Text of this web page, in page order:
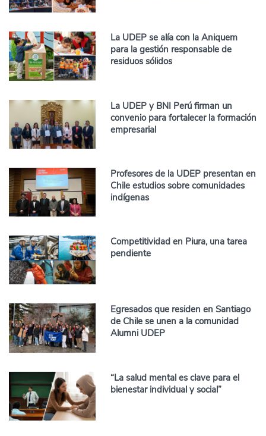
La UDEP se alía con la Aniquem
para la gestión responsable de
residuos sólidos
La UDEP y BNI Perú firman un
convenio para fortalecer la formación
empresarial
Profesores de la UDEP presentan en
Chile estudios sobre comunidades
indígenas
Competitividad en Piura, una tarea
pendiente
Egresados que residen en Santiago
de Chile se unen a la comunidad
Alumni UDEP
“La salud mental es clave para el
bienestar individual y social”